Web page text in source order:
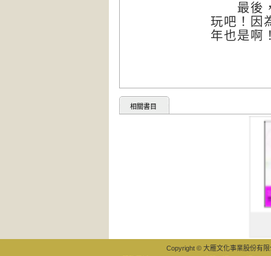
最後，
玩吧！因
年也是啊
相關書目
Copyright © 大雁文化事業股份有